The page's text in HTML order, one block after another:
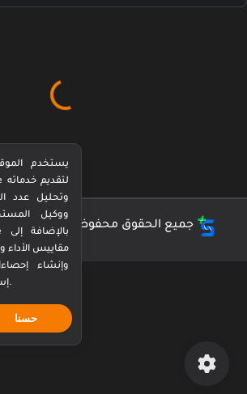
جميع الحقوق محفوظة © كورة بيرفكت Perfect Kora
يستخدم الموقع
وتحليل عدد
مقاييس الأداء
وإنشاء
حسنا